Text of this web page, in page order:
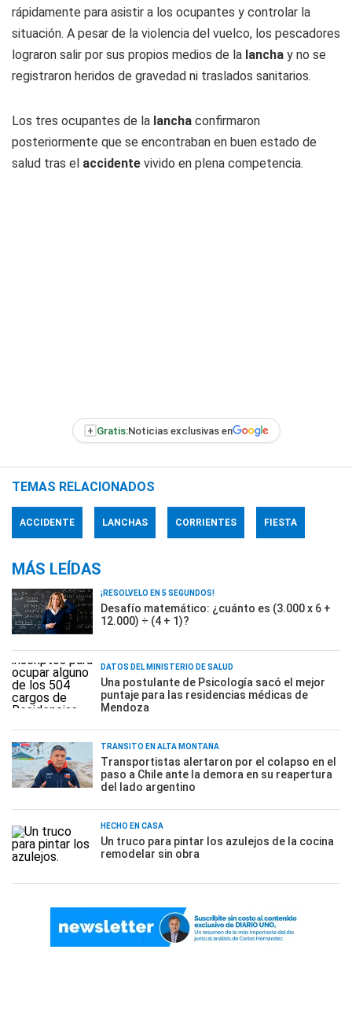
rápidamente para asistir a los ocupantes y controlar la
situación. A pesar de la violencia del vuelco, los pescadores
lograron salir por sus propios medios de la lancha y no se
registraron heridos de gravedad ni traslados sanitarios.
Los tres ocupantes de la lancha confirmaron
posteriormente que se encontraban en buen estado de
salud tras el accidente vivido en plena competencia.
+ Gratis:Noticias exclusivas en
TEMAS RELACIONADOS
ACCIDENTE LANCHAS CORRIENTES FIESTA
MÁS LEÍDAS
¡RESOLVELO EN 5 SEGUNDOS!
Desafío matemático: ¿cuánto es (3.000 x 6 +
12.000) ÷ (4 + 1)?
DATOS DEL MINISTERIO DE SALUD
Una postulante de Psicología sacó el mejor
puntaje para las residencias médicas de
Mendoza
TRÁNSITO EN ALTA MONTAÑA
Transportistas alertaron por el colapso en el
paso a Chile ante la demora en su reapertura
del lado argentino
HECHO EN CASA
Un truco para pintar los azulejos de la cocina
remodelar sin obra